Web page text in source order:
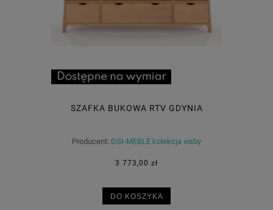
SZAFKA BUKOWA RTV GDYNIA
Producent: DSI-MEBLE kolekcja visby
3 773,00 zł
DO KOSZYKA